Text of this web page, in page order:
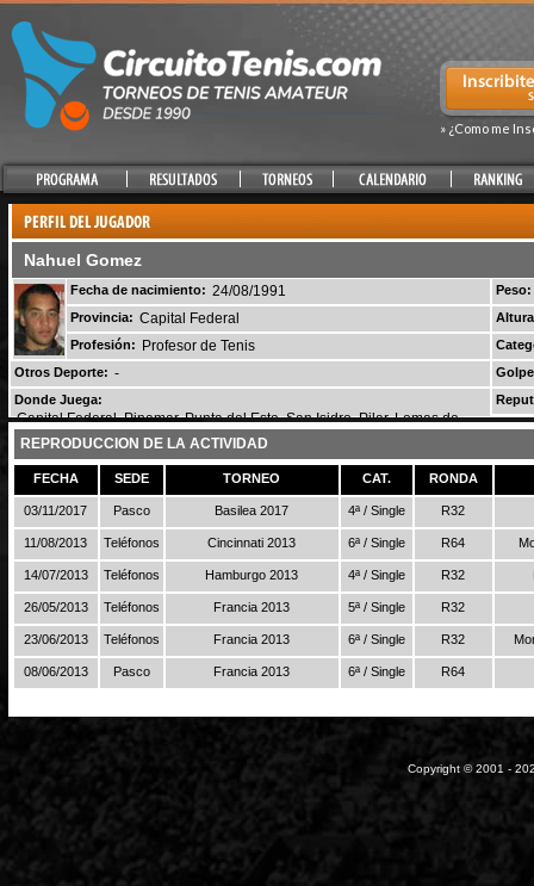
» ¿Como me
Nahuel Gomez
Fecha de nacimiento: 24/08/1991
Peso:
Provincia: Capital Federal
Profesión:
Profesor de Tenis
Otros Deporte: -
Donde Juega:
Capital Federal, Pinamar, Punta del Este, San Isidro, Pilar, Lomas de
Zamora, Quilmes, Haedo, Palomar, Moron
REPRODUCCION DE LA ACTIVIDAD
FECHA SEDE TORNEO CAT. RONDA
03/11/2017 Pasco Basilea 2017 4ª / Single R32
11/08/2013 Teléfonos Cincinnati 2013 6ª / Single R64
14/07/2013 Teléfonos Hamburgo 2013 4ª / Single R32
26/05/2013 Teléfonos Francia 2013 5ª / Single R32
23/06/2013 Teléfonos Francia 2013 6ª / Single R32
08/06/2013 Pasco Francia 2013 6ª / Single R64
Copyright © 2001 -